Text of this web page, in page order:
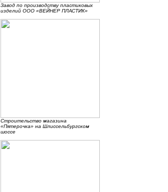
Завод по производству пластиковых
изделий ООО «ВЕЙНЕР ПЛАСТИК»
Строительство магазина
«Пятерочка» на Шлиссельбургском
шоссе